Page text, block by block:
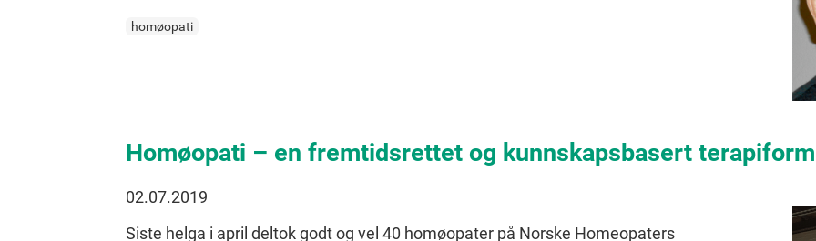
homøopati
Homøopati – en fremtidsrettet og kunnskapsbasert terapiform
02.07.2019
Siste helga i april deltok godt og vel 40 homøopater på Norske Homeopaters